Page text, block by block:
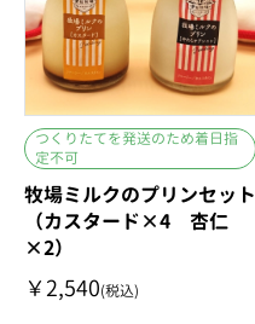
つくりたてを発送のため着日指
定不可
牧場ミルクのプリンセット
（カスタード×4 杏仁
×2）
￥2,540(税込)